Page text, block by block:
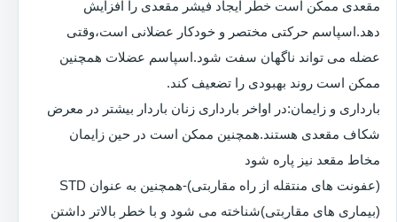
مقعدی ممکن است خطر ایجاد فیشر مقعدی را افزایش
دهد.اسپاسم حرکتی مختصر و خودکار عضلانی است،وقتی
عضله می تواند ناگهان سفت شود.اسپاسم عضلات همچنین
ممکن است روند بهبودی را تضعیف کند.
بارداری و زایمان:در اواخر بارداری زنان باردار بیشتر در معرض
شکاف مقعدی هستند.همچنین ممکن است در حین زایمان
مخاط مقعد نیز پاره شود
(عفونت های منتقله از راه مقاربتی)-همچنین به عنوان STD
(بیماری های مقاربتی)شناخته می شود و با خطر بالاتر داشتن